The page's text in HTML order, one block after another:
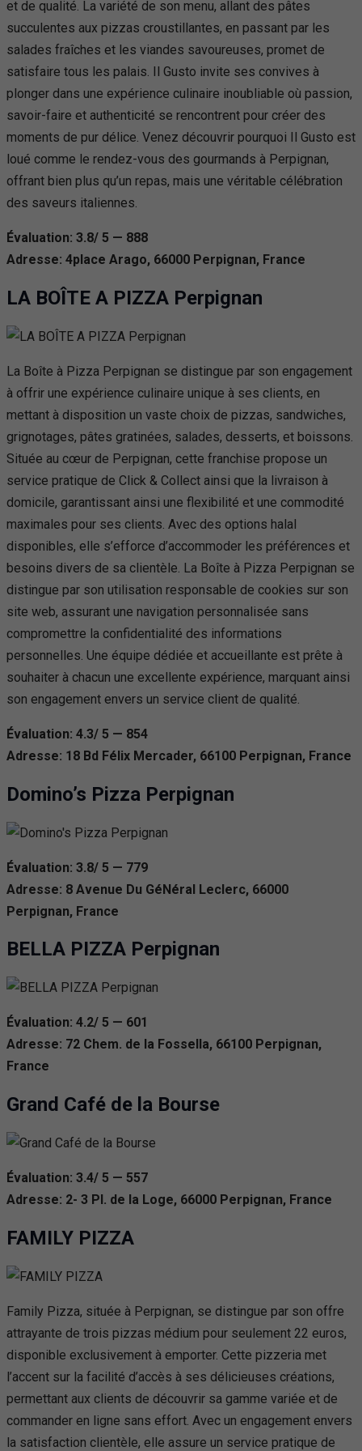
et de qualité. La variété de son menu, allant des pâtes
succulentes aux pizzas croustillantes, en passant par les
salades fraîches et les viandes savoureuses, promet de
satisfaire tous les palais. Il Gusto invite ses convives à
plonger dans une expérience culinaire inoubliable où passion,
savoir-faire et authenticité se rencontrent pour créer des
moments de pur délice. Venez découvrir pourquoi Il Gusto est
loué comme le rendez-vous des gourmands à Perpignan,
offrant bien plus qu’un repas, mais une véritable célébration
des saveurs italiennes.
Évaluation: 3.8/ 5 — 888
Adresse: 4place Arago, 66000 Perpignan, France
LA BOÎTE A PIZZA Perpignan
La Boîte à Pizza Perpignan se distingue par son engagement
à offrir une expérience culinaire unique à ses clients, en
mettant à disposition un vaste choix de pizzas, sandwiches,
grignotages, pâtes gratinées, salades, desserts, et boissons.
Située au cœur de Perpignan, cette franchise propose un
service pratique de Click & Collect ainsi que la livraison à
domicile, garantissant ainsi une flexibilité et une commodité
maximales pour ses clients. Avec des options halal
disponibles, elle s’efforce d’accommoder les préférences et
besoins divers de sa clientèle. La Boîte à Pizza Perpignan se
distingue par son utilisation responsable de cookies sur son
site web, assurant une navigation personnalisée sans
compromettre la confidentialité des informations
personnelles. Une équipe dédiée et accueillante est prête à
souhaiter à chacun une excellente expérience, marquant ainsi
son engagement envers un service client de qualité.
Évaluation: 4.3/ 5 — 854
Adresse: 18 Bd Félix Mercader, 66100 Perpignan, France
Domino’s Pizza Perpignan
Évaluation: 3.8/ 5 — 779
Adresse: 8 Avenue Du GéNéral Leclerc, 66000
Perpignan, France
BELLA PIZZA Perpignan
Évaluation: 4.2/ 5 — 601
Adresse: 72 Chem. de la Fossella, 66100 Perpignan,
France
Grand Café de la Bourse
Évaluation: 3.4/ 5 — 557
Adresse: 2- 3 Pl. de la Loge, 66000 Perpignan, France
FAMILY PIZZA
Family Pizza, située à Perpignan, se distingue par son offre
attrayante de trois pizzas médium pour seulement 22 euros,
disponible exclusivement à emporter. Cette pizzeria met
l’accent sur la facilité d’accès à ses délicieuses créations,
permettant aux clients de découvrir sa gamme variée et de
commander en ligne sans effort. Avec un engagement envers
la satisfaction clientèle, elle assure un service pratique de